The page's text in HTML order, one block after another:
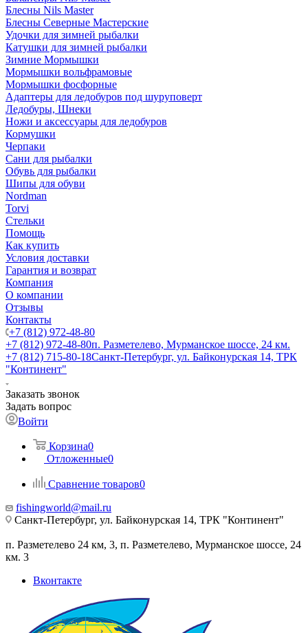
Блесны Nils Master
Блесны Северные Мастерские
Удочки для зимней рыбалки
Катушки для зимней рыбалки
Зимние Мормышки
Мормышки вольфрамовые
Мормышки фосфорные
Адаптеры для ледобуров под шуруповерт
Ледобуры, Шнеки
Ножи и аксессуары для ледобуров
Кормушки
Черпаки
Сани для рыбалки
Обувь для рыбалки
Шипы для обуви
Nordman
Torvi
Стельки
Помощь
Как купить
Условия доставки
Гарантия и возврат
Компания
О компании
Отзывы
Контакты
+7 (812) 972-48-80
+7 (812) 972-48-80п. Разметелево, Мурманское шоссе, 24 км.
+7 (812) 715-80-18Санкт-Петербург, ул. Байконурская 14, ТРК
"Континент"
Заказать звонок
Задать вопрос
Войти
Корзина0
Отложенные0
Сравнение товаров0
fishingworld@mail.ru
Санкт-Петербург, ул. Байконурская 14, ТРК "Континент"
п. Разметелево 24 км, 3, п. Разметелево, Мурманское шоссе, 24
км. 3
Вконтакте